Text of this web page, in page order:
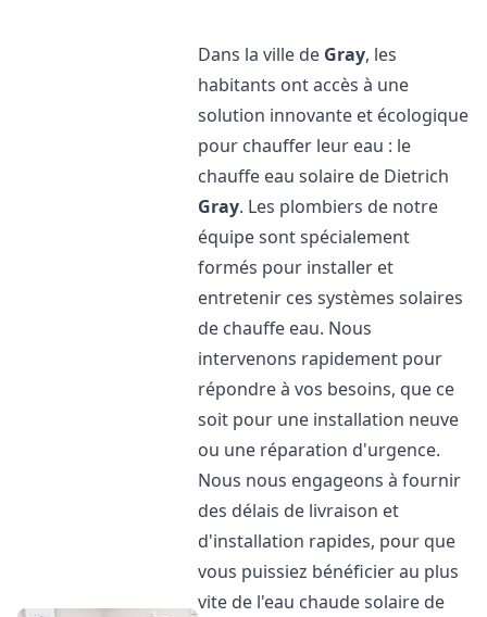
Dans la ville de Gray, les
habitants ont accès à une
solution innovante et écologique
pour chauffer leur eau : le
chauffe eau solaire de Dietrich
Gray. Les plombiers de notre
équipe sont spécialement
formés pour installer et
entretenir ces systèmes solaires
de chauffe eau. Nous
intervenons rapidement pour
répondre à vos besoins, que ce
soit pour une installation neuve
ou une réparation d'urgence.
Nous nous engageons à fournir
des délais de livraison et
d'installation rapides, pour que
vous puissiez bénéficier au plus
vite de l'eau chaude solaire de